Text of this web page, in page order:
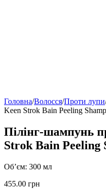
Головна/Волосся/Проти лупи
Keen Strok Bain Peeling
Пілінг-шампунь
Strok Bain Peeling
Об’єм: 300 мл
455.00 грн